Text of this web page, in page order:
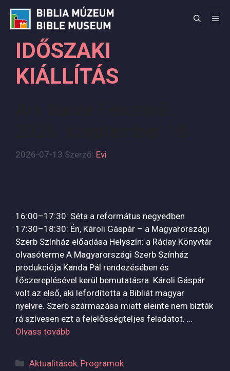
Kilépés
tartalomba
IDŐSZAKI
KIÁLLÍTÁS
2026-07-13 Szerző: Evi
16:00–17:30: Séta a református negyedben
17:30–18:30: Én, Károli Gáspár – a Magyarországi
Szerb Színház előadása Helyszín: a Ráday Könyvtár
olvasóterme A Magyarországi Szerb Színház
produkciója Kanda Pál rendezésében és
főszereplésével kerül bemutatásra. Károli Gáspár
volt az első, aki lefordította a Bibliát magyar
nyelvre. Szerb származása miatt eleinte nem bízták
rá szívesen ezt a felelősségteljes feladatot. …
Olvass tovább
Kategória
Aktualitások, Programok